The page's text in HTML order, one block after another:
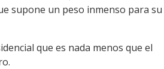
supone un peso inmenso para su
que es nada menos que el